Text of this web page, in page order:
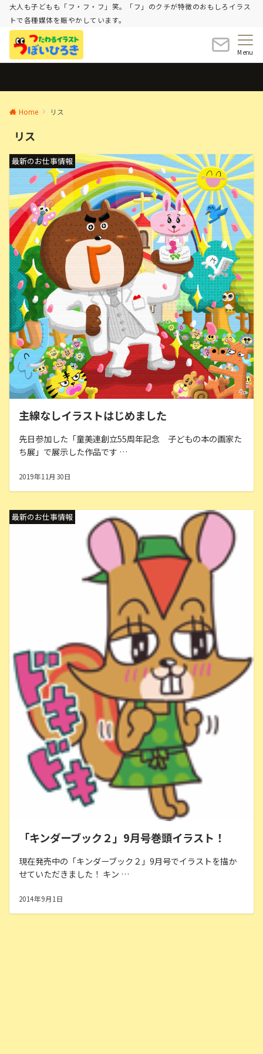
大人も子どもも「フ・フ・フ」笑。「フ」のクチが特徴のおもしろイラス
トで各種媒体を賑やかしています。
Menu
Home リス
リス
最新のお仕事情報
主線なしイラストはじめました
先日参加した「童美連創立55周年記念 子どもの本の画家た
ち展」で展示した作品です …
2019年11月30日
最新のお仕事情報
「キンダーブック２」9月号巻頭イラスト！
現在発売中の「キンダーブック２」9月号でイラストを描か
せていただきました！ キン …
2014年9月1日